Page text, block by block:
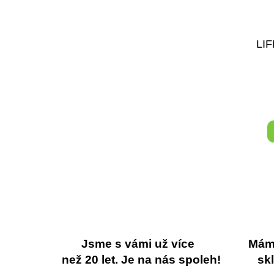
Jsme s vámi už více
než 20 let. Je na nás spoleh!